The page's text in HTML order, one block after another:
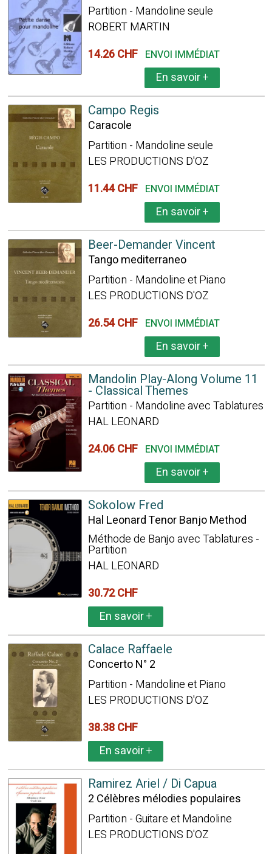
Partition - Mandoline seule
ROBERT MARTIN
14.26 CHF ENVOI IMMÉDIAT
En savoir+
Campo Regis
Caracole
Partition - Mandoline seule
LES PRODUCTIONS D'OZ
11.44 CHF ENVOI IMMÉDIAT
En savoir+
Beer-Demander Vincent
Tango mediterraneo
Partition - Mandoline et Piano
LES PRODUCTIONS D'OZ
26.54 CHF ENVOI IMMÉDIAT
En savoir+
Mandolin Play-Along Volume 11
- Classical Themes
Partition - Mandoline avec Tablatures
HAL LEONARD
24.06 CHF ENVOI IMMÉDIAT
En savoir+
Sokolow Fred
Hal Leonard Tenor Banjo Method
Méthode de Banjo avec Tablatures -
Partition
HAL LEONARD
30.72 CHF
En savoir+
Calace Raffaele
Concerto N° 2
Partition - Mandoline et Piano
LES PRODUCTIONS D'OZ
38.38 CHF
En savoir+
Ramirez Ariel / Di Capua
2 Célèbres mélodies populaires
Partition - Guitare et Mandoline
LES PRODUCTIONS D'OZ